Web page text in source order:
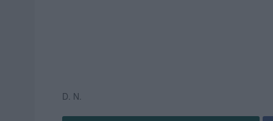
D. N.